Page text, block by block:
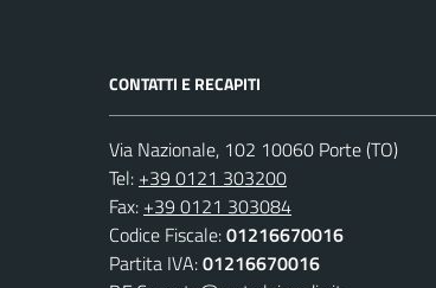
CONTATTI E RECAPITI
Via Nazionale, 102 10060 Porte (TO)
Tel: +39 0121 303200
Fax: +39 0121 303084
Codice Fiscale:01216670016
Partita IVA:01216670016